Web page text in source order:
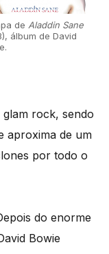
de Aladdin Sane
álbum de David
glam rock, sendo
aproxima de um
por todo o
do enorme
Bowie